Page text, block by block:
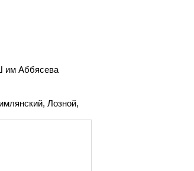
Аббясева
Лозной,